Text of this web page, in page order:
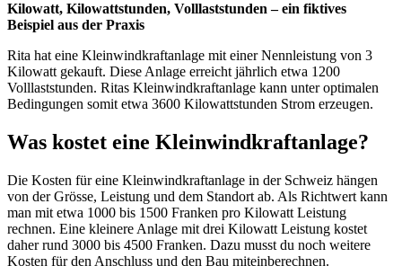
Kilowatt, Kilowattstunden, Volllaststunden – ein fiktives
Beispiel aus der Praxis
Rita hat eine Kleinwindkraftanlage mit einer Nennleistung von 3
Kilowatt gekauft. Diese Anlage erreicht jährlich etwa 1200
Volllaststunden. Ritas Kleinwindkraftanlage kann unter optimalen
Bedingungen somit etwa 3600 Kilowattstunden Strom erzeugen.
Was kostet eine Kleinwindkraftanlage?
Die Kosten für eine Kleinwindkraftanlage in der Schweiz hängen
von der Grösse, Leistung und dem Standort ab. Als Richtwert kann
man mit etwa 1000 bis 1500 Franken pro Kilowatt Leistung
rechnen. Eine kleinere Anlage mit drei Kilowatt Leistung kostet
daher rund 3000 bis 4500 Franken. Dazu musst du noch weitere
Kosten für den Anschluss und den Bau miteinberechnen.